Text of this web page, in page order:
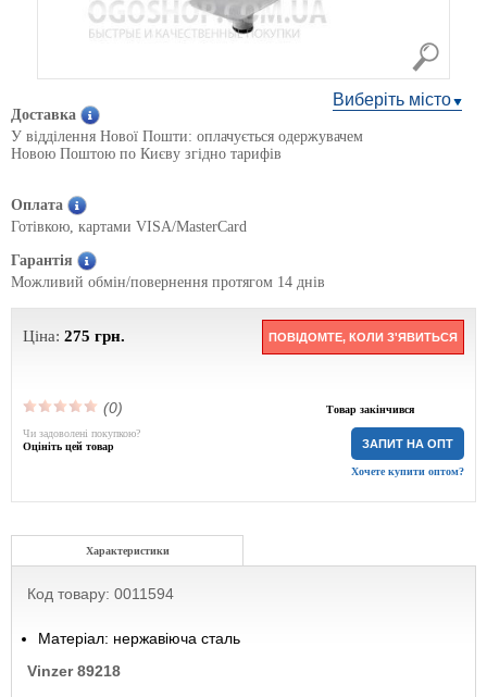
Виберіть місто
Доставка
У відділення Нової Пошти: оплачується одержувачем
Новою Поштою по Києву згідно тарифів
Оплата
Готівкою, картами VISA/MasterCard
Гарантія
Можливий обмін/повернення протягом 14 днів
Ціна: 275 грн. ПОВІДОМТЕ, КОЛИ З'ЯВИТЬСЯ
(0) Товар закінчився
ЗАПИТ НА ОПТ
Хочете купити оптом?
Чи задоволені покупкою?
Оцініть цей товар
Характеристики
Код товару: 0011594
Матеріал: нержавіюча сталь
Vinzer 89218